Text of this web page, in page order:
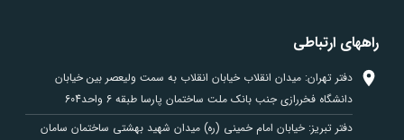
راههای ارتباطی
دفتر تهران: میدان انقلاب خیابان انقلاب به سمت ولیعصر بین خیابان
دانشگاه فخررازی جنب بانک ملت ساختمان پارسا طبقه 6 واحد604
دفتر تبریز: خیابان امام خمینی (ره) میدان شهید بهشتی ساختمان سامان